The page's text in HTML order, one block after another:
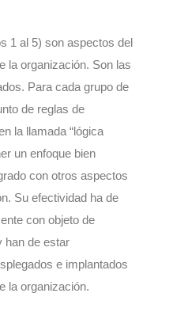
1 al 5) son aspectos del
la organización. Son las
Para cada grupo de
de reglas de
la llamada “lógica
un enfoque bien
con otros aspectos
Su efectividad ha de
con objeto de
han de estar
e implantados
la organización.